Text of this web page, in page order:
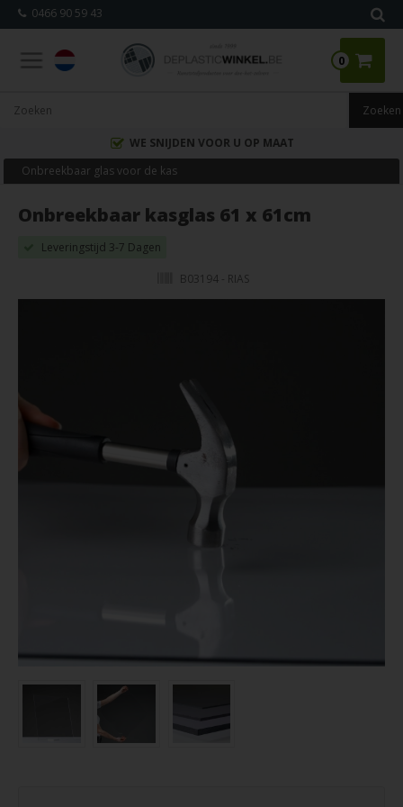
0466 90 59 43
0
WE SNIJDEN VOOR U OP MAAT
Onbreekbaar glas voor de kas
Onbreekbaar kasglas 61 x 61cm
Leveringstijd 3-7 Dagen
B03194 - RIAS